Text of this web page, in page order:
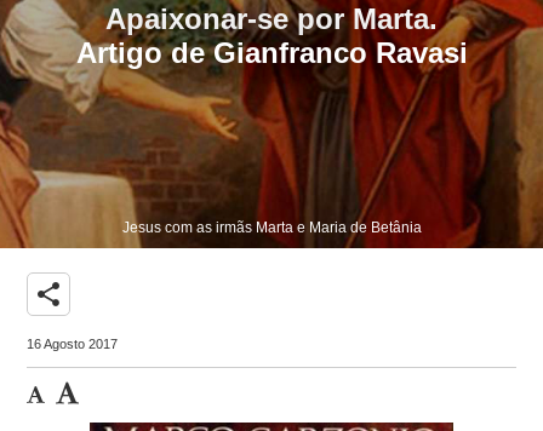
Apaixonar-se por Marta.
Artigo de Gianfranco Ravasi
Jesus com as irmãs Marta e Maria de Betânia
share
16 Agosto 2017